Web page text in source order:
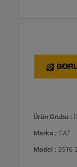
Ürün Grubu :
Marka : CAT
Model : 3516